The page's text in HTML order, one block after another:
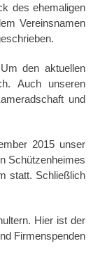
des ehemaligen
Vereinsnamen
den aktuellen
Auch unseren
und
2015 unser
Schützenheimes
statt. Schließlich
Hier ist der
Firmenspenden